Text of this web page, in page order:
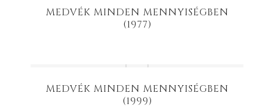
MEDVÉK MINDEN MENNYISÉGBEN
(1977)
MEDVÉK MINDEN MENNYISÉGBEN
(1999)